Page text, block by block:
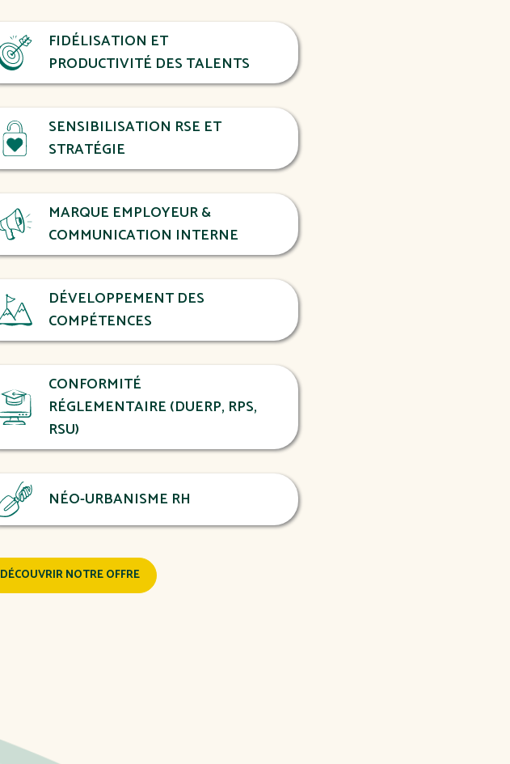
FIDÉLISATION ET
PRODUCTIVITÉ DES TALENTS
SENSIBILISATION RSE ET
STRATÉGIE
MARQUE EMPLOYEUR &
COMMUNICATION INTERNE
DÉVELOPPEMENT DES
COMPÉTENCES
CONFORMITÉ
RÉGLEMENTAIRE (DUERP, RPS,
RSU)
NÉO-URBANISME RH
DÉCOUVRIR NOTRE OFFRE